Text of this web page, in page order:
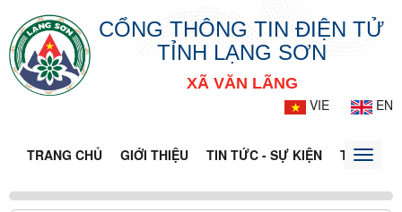
CỔNG THÔNG TIN ĐIỆN TỬ
TỈNH LẠNG SƠN
XÃ VĂN LÃNG
VIE
EN
TRANG CHỦ GIỚI THIỆU TIN TỨC - SỰ KIỆN THÔNG
Toggle